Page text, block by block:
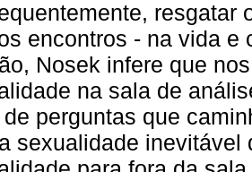
resgatar
encontros - na vida e
Nosek infere que
na sala de
perguntas que
sexualidade